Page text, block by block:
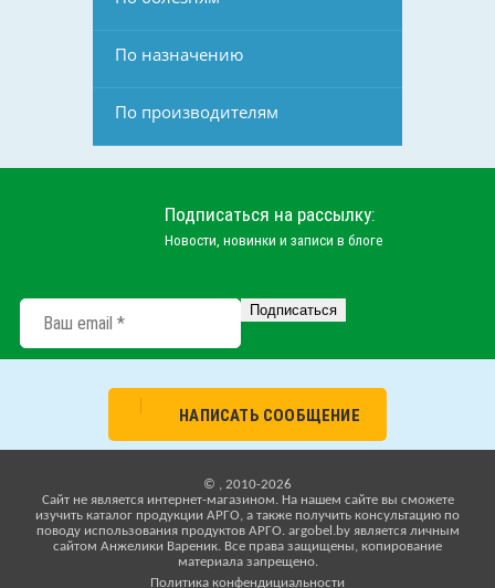
По назначению
По производителям
Подписаться на рассылку:
Новости, новинки и записи в блоге
НАПИСАТЬ СООБЩЕНИЕ
© , 2010-2026
Cайт не является интернет-магазином. На нашем сайте вы сможете
изучить каталог продукции АРГО, а также получить консультацию по
поводу использования продуктов АРГО. argobel.by является личным
сайтом Анжелики Вареник. Все права защищены, копирование
материала запрещено.
Политика конфендициальности